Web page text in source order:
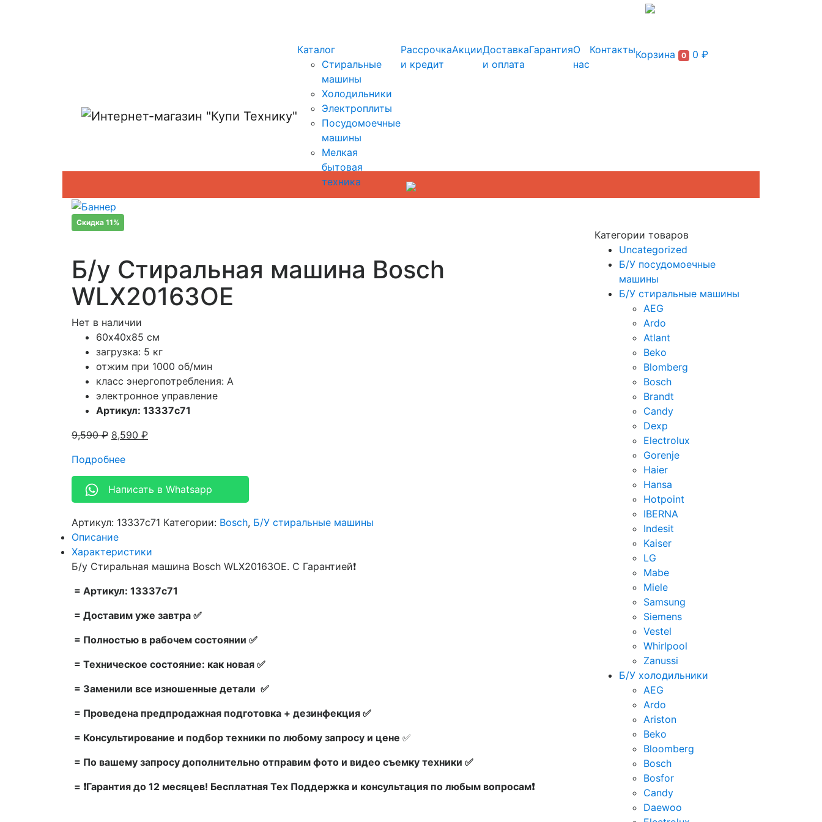
Каталог
Стиральные
машины
Холодильники
Электроплиты
Посудомоечные
машины
Мелкая
бытовая
техника
Рассрочка
и кредит
АкцииДоставка
и оплата
ГарантияО
нас
КонтактыКорзина 0 0 ₽
Скидка 11%
Б/у Стиральная машина Bosch
WLX20163OE
Нет в наличии
60х40х85 см
загрузка: 5 кг
отжим при 1000 об/мин
класс энергопотребления: A
электронное управление
Артикул: 13337c71
9,590₽ 8,590 ₽
Подробнее
Написать в Whatsapp
Артикул: 13337c71 Категории: Bosch, Б/У стиральные машины
Описание
Характеристики
Б/у Стиральная машина Bosch WLX20163OE. С Гарантией❗
= Артикул: 13337c71
= Доставим уже завтра ✅
= Полностью в рабочем состоянии ✅
= Техническое состояние: как новая ✅
= Заменили все изношенные детали ✅
= Проведена предпродажная подготовка + дезинфекция ✅
= Консультирование и подбор техники по любому запросу и цене ✅
= По вашему запросу дополнительно отправим фото и видео съемку техники ✅
= ❗Гарантия до 12 месяцев! Бесплатная Тех Поддержка и консультация по любым вопросам❗
Категории товаров
Uncategorized
Б/У посудомоечные
машины
Б/У стиральные машины
AEG
Ardo
Atlant
Beko
Blomberg
Bosch
Brandt
Candy
Dexp
Electrolux
Gorenje
Haier
Hansa
Hotpoint
IBERNA
Indesit
Kaiser
LG
Mabe
Miele
Samsung
Siemens
Vestel
Whirlpool
Zanussi
Б/У холодильники
AEG
Ardo
Ariston
Beko
Bloomberg
Bosch
Bosfor
Candy
Daewoo